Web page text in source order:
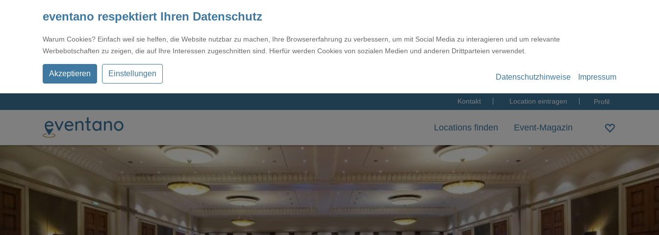
eventano respektiert Ihren Datenschutz
Warum Cookies? Einfach weil sie helfen, die Website nutzbar zu machen, Ihre Browsererfahrung zu verbessern, um mit Social Media zu interagieren und um relevante
Werbebotschaften zu zeigen, die auf Ihre Interessen zugeschnitten sind. Hierfür werden Cookies von sozialen Medien und anderen Drittparteien verwendet.
Akzeptieren Einstellungen Datenschutzhinweise Impressum
Kontakt Location eintragen Profil
Locations finden Event-Magazin